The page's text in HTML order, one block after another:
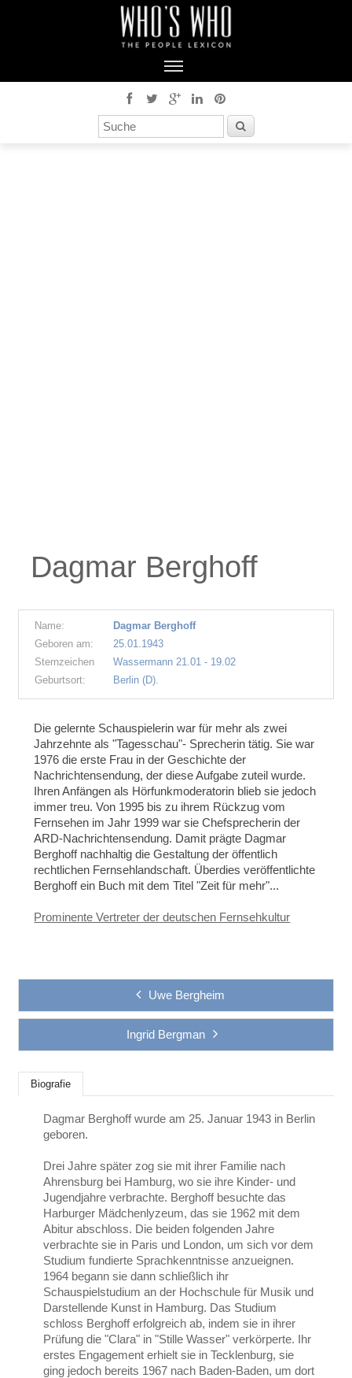
Dagmar Berghoff
Name:
Dagmar Berghoff
Geboren am:
25.01.1943
Sternzeichen
Wassermann 21.01 - 19.02
Geburtsort:
Berlin (D).
Die gelernte Schauspielerin war für mehr als zwei
Jahrzehnte als "Tagesschau"- Sprecherin tätig. Sie war
1976 die erste Frau in der Geschichte der
Nachrichtensendung, der diese Aufgabe zuteil wurde.
Ihren Anfängen als Hörfunkmoderatorin blieb sie jedoch
immer treu. Von 1995 bis zu ihrem Rückzug vom
Fernsehen im Jahr 1999 war sie Chefsprecherin der
ARD-Nachrichtensendung. Damit prägte Dagmar
Berghoff nachhaltig die Gestaltung der öffentlich
rechtlichen Fernsehlandschaft. Überdies veröffentlichte
Berghoff ein Buch mit dem Titel "Zeit für mehr"...
Prominente Vertreter der deutschen Fernsehkultur
Uwe Bergheim
Ingrid Bergman
Biografie
Dagmar Berghoff wurde am 25. Januar 1943 in Berlin
geboren.
Drei Jahre später zog sie mit ihrer Familie nach
Ahrensburg bei Hamburg, wo sie ihre Kinder- und
Jugendjahre verbrachte. Berghoff besuchte das
Harburger Mädchenlyzeum, das sie 1962 mit dem
Abitur abschloss. Die beiden folgenden Jahre
verbrachte sie in Paris und London, um sich vor dem
Studium fundierte Sprachkenntnisse anzueignen.
1964 begann sie dann schließlich ihr
Schauspielstudium an der Hochschule für Musik und
Darstellende Kunst in Hamburg. Das Studium
schloss Berghoff erfolgreich ab, indem sie in ihrer
Prüfung die "Clara" in "Stille Wasser" verkörperte. Ihr
erstes Engagement erhielt sie in Tecklenburg, sie
ging jedoch bereits 1967 nach Baden-Baden, um dort